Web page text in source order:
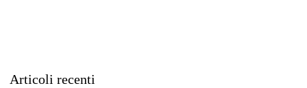
Articoli recenti